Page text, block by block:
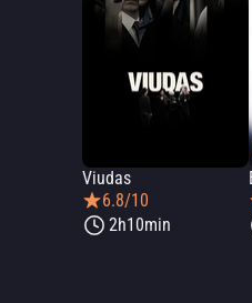
Viudas
6.8/10
2h10min